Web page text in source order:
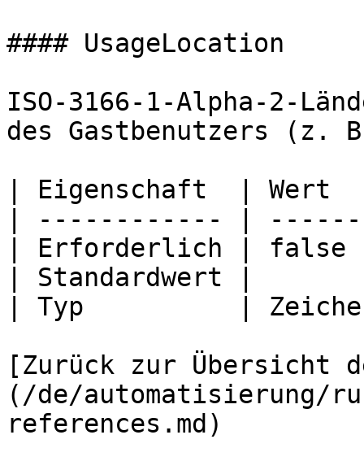
#### UsageLocation
ISO-3166-1-Alpha-2-
des Gastbenutzers (z.
| Eigenschaft  |
| ------------ |
| Erforderlich |
| Standardwert |
| Typ          |
[Zurück zur Übersicht
(/de/automatisierung/
references.md)